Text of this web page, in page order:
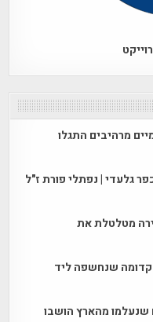
מרהיבים התגלו
גלעדי | נפתלי פורת ז"ל
מטלטלת את
שנחשפה ליד
שנעלמו מהארץ הושבו